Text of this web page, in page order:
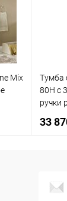
В
Mix
Тумба
80Н с
ручки
33